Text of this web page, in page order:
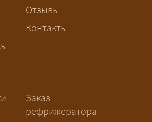
дней заказывать
негабарита?
только оформление
Оставьте заявку
— логист
маршрут и запустит
документов.
Отзывы
Контакты
Заказ
рефрижератора